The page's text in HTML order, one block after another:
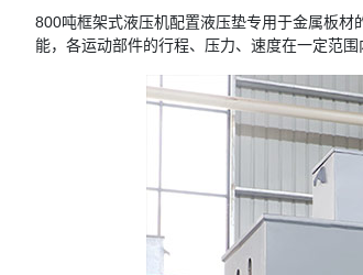
800吨框架式液压机配置液压垫专用于金属板
能，各运动部件的行程、压力、速度在一定范